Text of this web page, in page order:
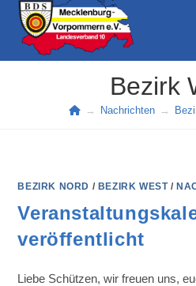
Bezirk
→ Nachrichten →
BEZIRK NORD / BEZIRK WEST/
veröffentlicht
Liebe Schützen, wir freuen uns,